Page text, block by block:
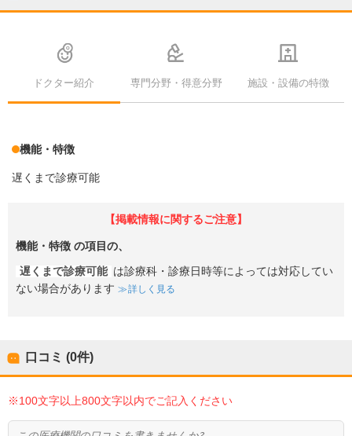
ドクター紹介 専門分野・得意分野 施設・設備の特徴
機能・特徴
遅くまで診療可能
【掲載情報に関するご注意】
機能・特徴 の項目の、
遅くまで診療可能 は診療科・診療日時等によっては対応してい
ない場合があります
詳しく見る
口コミ (0件)
※100文字以上800文字以内でご記入ください